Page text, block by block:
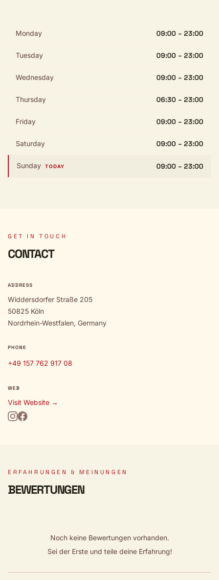
Monday 09:00 – 23:00
Tuesday 09:00 – 23:00
Wednesday 09:00 – 23:00
Thursday 06:30 – 23:00
Friday 09:00 – 23:00
Saturday 09:00 – 23:00
Sunday TODAY 09:00 – 23:00
GET IN TOUCH
CONTACT
ADDRESS
Widdersdorfer Straße 205
50825 Köln
Nordrhein-Westfalen, Germany
PHONE
+49 157 762 917 08
WEB
Visit Website →
ERFAHRUNGEN & MEINUNGEN
BEWERTUNGEN
Noch keine Bewertungen vorhanden.
Sei der Erste und teile deine Erfahrung!